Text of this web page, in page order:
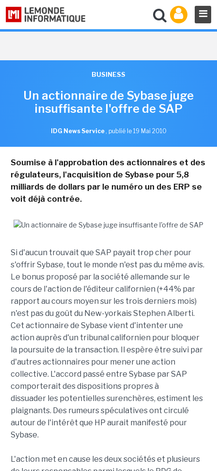
BUSINESS
Un actionnaire de Sybase juge
insuffisante l'offre de SAP
IDG News Service , publié le 19 Mai 2010
Soumise à l'approbation des actionnaires et des
régulateurs, l'acquisition de Sybase pour 5,8
milliards de dollars par le numéro un des ERP se
voit déjà contrée.
Si d'aucun trouvait que SAP payait trop cher pour
s'offrir Sybase, tout le monde n'est pas du même avis.
Le bonus proposé par la société allemande sur le
cours de l'action de l'éditeur californien (+44% par
rapport au cours moyen sur les trois derniers mois)
n'est pas du goût du New-yorkais Stephen Alberti.
Cet actionnaire de Sybase vient d'intenter une
action auprès d'un tribunal californien pour bloquer
la poursuite de la transaction. Il espère être suivi par
d'autres actionnaires pour mener une action
collective. L'accord passé entre Sybase par SAP
comporterait des dispositions propres à
dissuader les potentielles surenchères, estiment les
plaignants. Des rumeurs spéculatives ont circulé
autour de l'intérêt que HP aurait manifesté pour
Sybase.
L'action met en cause les deux sociétés et plusieurs